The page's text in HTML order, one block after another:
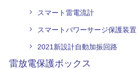
スマート雷電流計
スマートパワーサージ保護装置
2021新設計自動加振回路
雷放電保護ボックス